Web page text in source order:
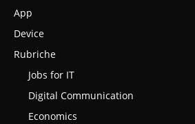
App
Device
Rubriche
Jobs for IT
Digital Communication
Economics